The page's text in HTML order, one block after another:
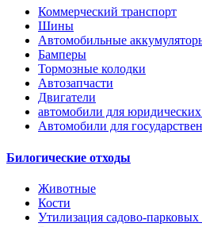
Коммерческий транспорт
Шины
Автомобильные
Бамперы
Тормозные колодки
Автозапчасти
Двигатели
автомобили для
Автомобили для
Билогические отходы
Животные
Кости
Утилизация садово-парковых